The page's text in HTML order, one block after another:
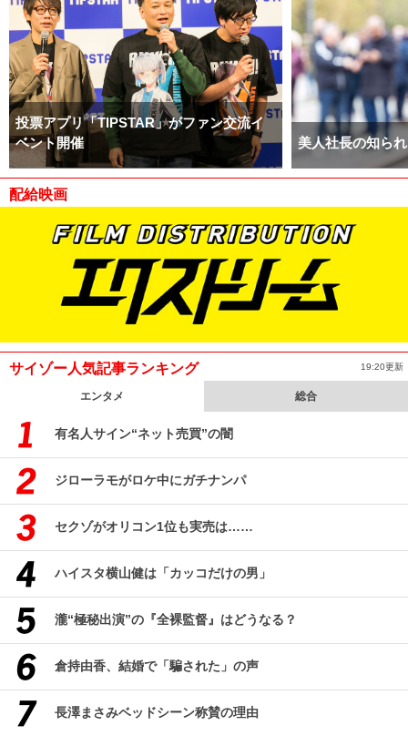
投票アプリ「TIPSTAR」がファン交流イ
ベント開催
美人社長の知ら
配給映画
サイゾー人気記事ランキング 19:20更新
エンタメ 総合
有名人サイン“ネット売買”の闇
ジローラモがロケ中にガチナンパ
セクゾがオリコン1位も実売は……
ハイスタ横山健は「カッコだけの男」
瀧“極秘出演”の『全裸監督』はどうなる？
倉持由香、結婚で「騙された」の声
長澤まさみベッドシーン称賛の理由